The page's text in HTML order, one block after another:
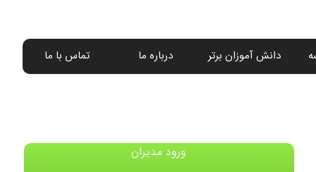
دانش آموزان برتر درباره ما تماس با ما
ورود مدیران